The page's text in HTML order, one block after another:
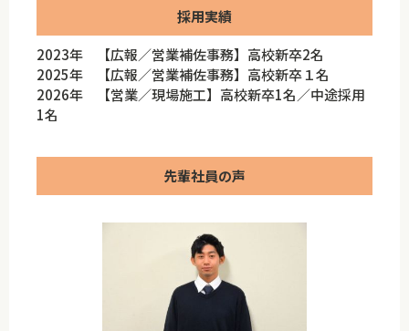
採用実績
2023年 【広報／営業補佐事務】高校新卒2名
2025年 【広報／営業補佐事務】高校新卒１名
2026年 【営業／現場施工】高校新卒1名／中途採用
1名
先輩社員の声